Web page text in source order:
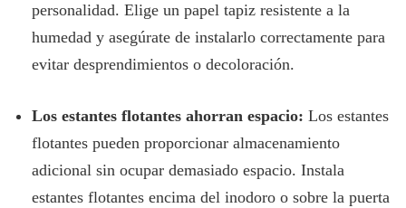
personalidad. Elige un papel tapiz resistente a la
humedad y asegúrate de instalarlo correctamente para
evitar desprendimientos o decoloración.
Los estantes flotantes ahorran espacio: Los estantes
flotantes pueden proporcionar almacenamiento
adicional sin ocupar demasiado espacio. Instala
estantes flotantes encima del inodoro o sobre la puerta